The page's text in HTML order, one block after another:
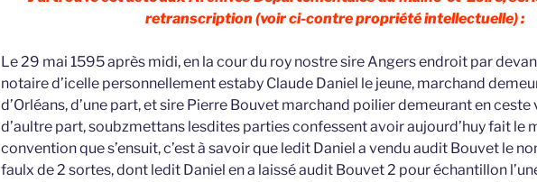
retranscription (voir ci-contre propriété intellectuelle) :
Le 29 mai 1595 après midi, en la cour du roy nostre sire Angers endroit par
notaire d’icelle personnellement estaby Claude Daniel le jeune, marchand
d’Orléans, d’une part, et sire Pierre Bouvet marchand poilier demeurant en ceste
d’aultre part, soubzmettans lesdites parties confessent avoir aujourd’huy fait le
convention que s’ensuit, c’est à savoir que ledit Daniel a vendu audit Bouvet le
faulx de 2 sortes, dont ledit Daniel en a laissé audit Bouvet 2 pour échantillon